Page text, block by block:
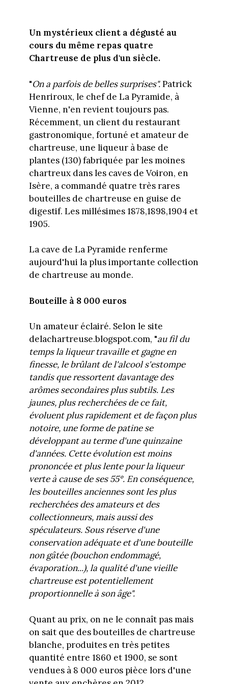
Un mystérieux client a dégusté au
cours du même repas quatre
Chartreuse de plus d'un siècle.
"On a parfois de belles surprises".Patrick
Henriroux, le chef de La Pyramide, à
Vienne, n'en revient toujours pas.
Récemment, un client du restaurant
gastronomique, fortuné et amateur de
chartreuse, une liqueur à base de
plantes (130) fabriquée par les moines
chartreux dans les caves de Voiron, en
Isère, a commandé quatre très rares
bouteilles de chartreuse en guise de
digestif. Les millésimes 1878,1898,1904 et
1905.
La cave de La Pyramide renferme
aujourd'hui la plus importante collection
de chartreuse au monde.
Bouteille à 8 000 euros
Un amateur éclairé. Selon le site
delachartreuse.blogspot.com, "au fil du
temps la liqueur travaille et gagne en
finesse, le brûlant de l'alcool s'estompe
tandis que ressortent davantage des
arômes secondaires plus subtils. Les
jaunes, plus recherchées de ce fait,
évoluent plus rapidement et de façon plus
notoire, une forme de patine se
développant au terme d'une quinzaine
d'années. Cette évolution est moins
prononcée et plus lente pour la liqueur
verte à cause de ses 55°. En conséquence,
les bouteilles anciennes sont les plus
recherchées des amateurs et des
collectionneurs, mais aussi des
spéculateurs. Sous réserve d'une
conservation adéquate et d'une bouteille
non gâtée (bouchon endommagé,
évaporation...), la qualité d'une vieille
chartreuse est potentiellement
proportionnelle à son âge".
Quant au prix, on ne le connaît pas mais
on sait que des bouteilles de chartreuse
blanche, produites en très petites
quantité entre 1860 et 1900, se sont
vendues à 8 000 euros pièce lors d'une